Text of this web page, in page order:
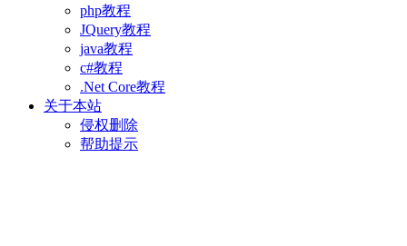
php教程
JQuery教程
java教程
c#教程
.Net Core教程
关于本站
侵权删除
帮助提示